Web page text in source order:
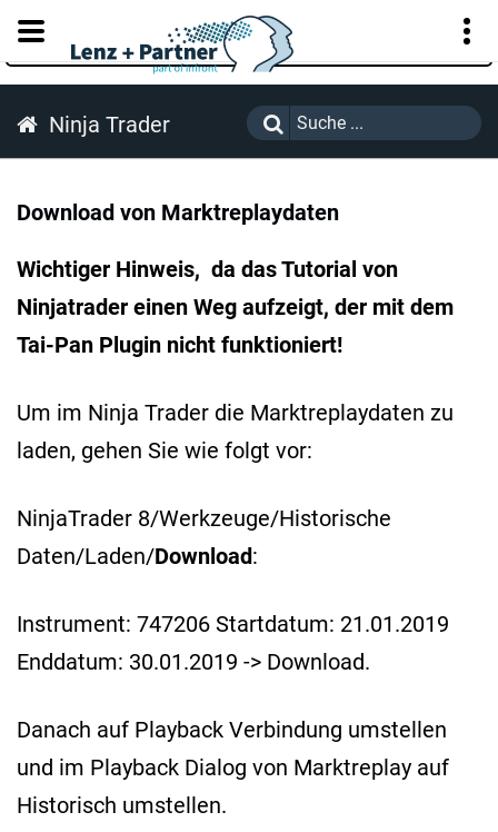
KUNDENPORTAL
Ninja Trader
Download von Marktreplaydaten
Wichtiger Hinweis, da das Tutorial von
Ninjatrader einen Weg aufzeigt, der mit dem
Tai-Pan Plugin nicht funktioniert!
Um im Ninja Trader die Marktreplaydaten zu
laden, gehen Sie wie folgt vor:
NinjaTrader 8/Werkzeuge/Historische
Daten/Laden/Download:
Instrument: 747206 Startdatum: 21.01.2019
Enddatum: 30.01.2019 -> Download.
Danach auf Playback Verbindung umstellen
und im Playback Dialog von Marktreplay auf
Historisch umstellen.